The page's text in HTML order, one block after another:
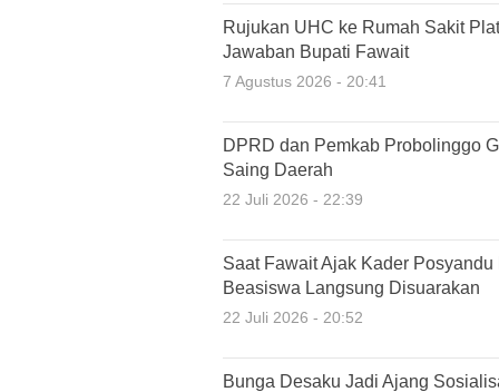
Rujukan UHC ke Rumah Sakit
Jawaban Bupati Fawait
7 Agustus 2026 - 20:41
DPRD dan Pemkab Probolinggo
Saing Daerah
22 Juli 2026 - 22:39
Saat Fawait Ajak Kader
Beasiswa Langsung Disuarakan
22 Juli 2026 - 20:52
Bunga Desaku Jadi Ajang